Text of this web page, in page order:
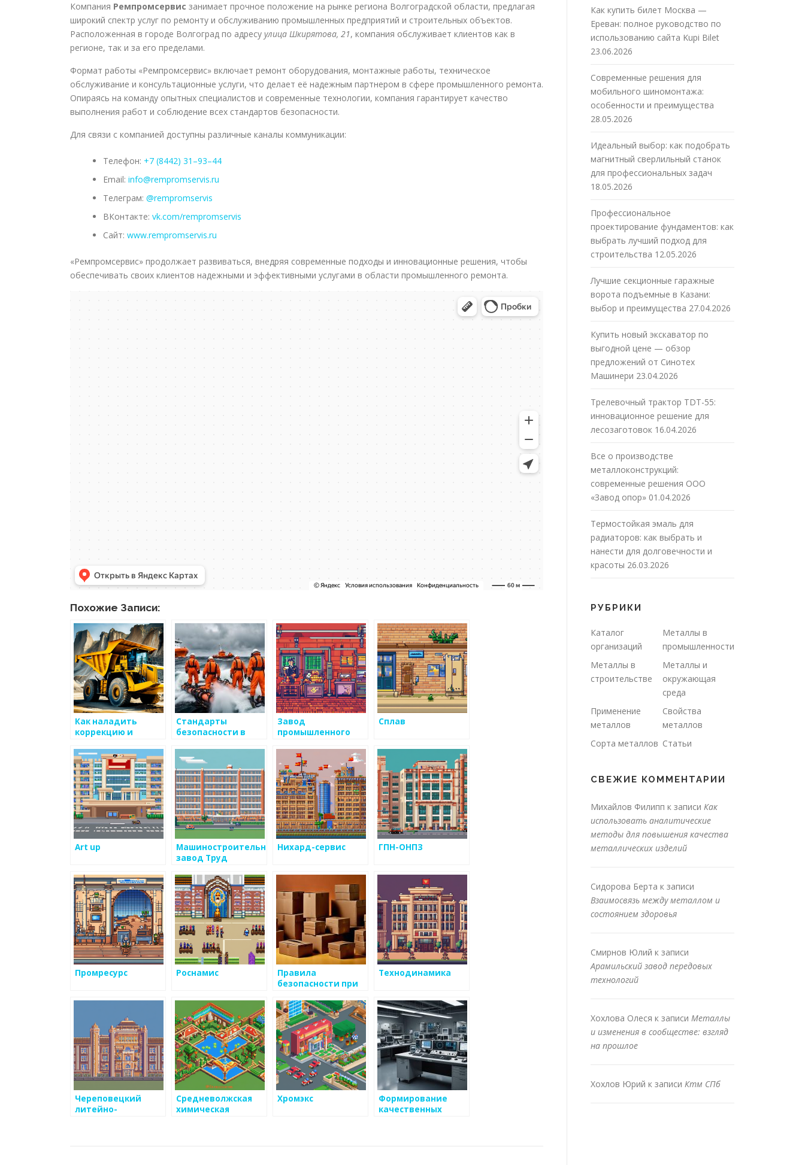
Компания Ремпромсервис занимает прочное положение на рынке региона Волгоградской области, предлагая
широкий спектр услуг по ремонту и обслуживанию промышленных предприятий и строительных объектов.
Расположенная в городе Волгоград по адресу улица Шкирятова, 21, компания обслуживает клиентов как в
регионе, так и за его пределами.
Формат работы «Ремпромсервис» включает ремонт оборудования, монтажные работы, техническое
обслуживание и консультационные услуги, что делает её надежным партнером в сфере промышленного ремонта.
Опираясь на команду опытных специалистов и современные технологии, компания гарантирует качество
выполнения работ и соблюдение всех стандартов безопасности.
Для связи с компанией доступны различные каналы коммуникации:
Телефон: +7 (8442) 31–93–44
Email: info@rempromservis.ru
Телеграм: @rempromservis
ВКонтакте: vk.com/rempromservis
Сайт: www.rempromservis.ru
«Ремпромсервис» продолжает развиваться, внедряя современные подходы и инновационные решения, чтобы
обеспечивать своих клиентов надежными и эффективными услугами в области промышленного ремонта.
Похожие Записи:
Как наладить
коррекцию и
стандартов
Стандарты
безопасности в
Завод
промышленного
Сплав
Art up
Машиностроительный
завод Труд
Нихард-сервис ГПН-ОНПЗ
Промресурс Роснамис
Правила
безопасности при
металлоизделиями
Технодинамика
Череповецкий
литейно-
Средневолжская
химическая
Хромэкс
Формирование
качественных
Как купить билет Москва —
Ереван: полное руководство по
использованию сайта Kupi Bilet
23.06.2026
Современные решения для
мобильного шиномонтажа:
особенности и преимущества
28.05.2026
Идеальный выбор: как подобрать
магнитный сверлильный станок
для профессиональных задач
18.05.2026
Профессиональное
проектирование фундаментов: как
выбрать лучший подход для
строительства 12.05.2026
Лучшие секционные гаражные
ворота подъемные в Казани:
выбор и преимущества 27.04.2026
Купить новый экскаватор по
выгодной цене — обзор
предложений от Синотех
Машинери 23.04.2026
Трелевочный трактор TDT-55:
инновационное решение для
лесозаготовок 16.04.2026
Все о производстве
металлоконструкций:
современные решения ООО
«Завод опор» 01.04.2026
Термостойкая эмаль для
радиаторов: как выбрать и
нанести для долговечности и
красоты 26.03.2026
РУБРИКИ
Каталог
организаций
Металлы в
промышленности
Металлы в
строительстве
Металлы и
окружающая
среда
Применение
металлов
Свойства
металлов
Сорта металлов Статьи
СВЕЖИЕ КОММЕНТАРИИ
Михайлов Филипп к записи Как
использовать аналитические
методы для повышения качества
металлических изделий
Сидорова Берта к записи
Взаимосвязь между металлом и
состоянием здоровья
Смирнов Юлий к записи
Арамильский завод передовых
технологий
Хохлова Олеся к записи Металлы
и изменения в сообществе: взгляд
на прошлое
Хохлов Юрий к записи Ктм СПб